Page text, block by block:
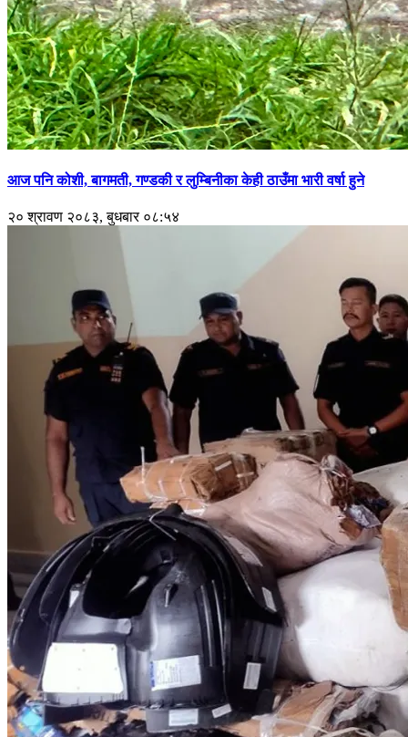
आज पनि कोशी, बागमती, गण्डकी र लुम्बिनीका केही ठाउँमा भारी वर्षा हुने
२० श्रावण २०८३, बुधबार ०८:५४